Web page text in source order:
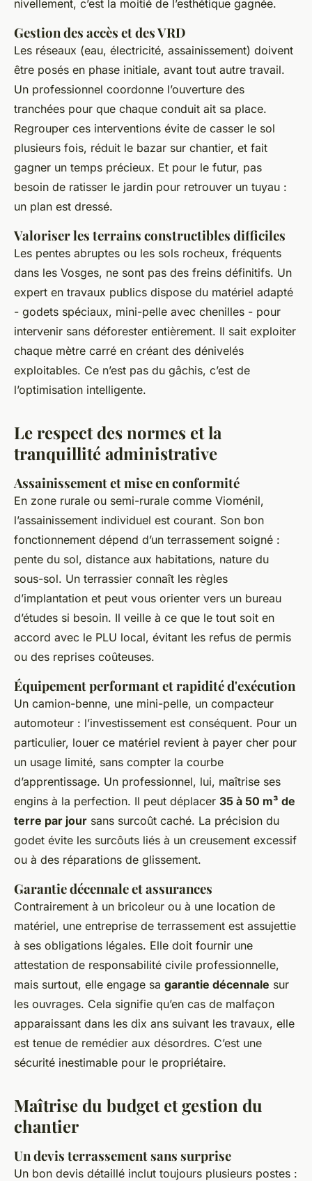
nivellement, c’est la moitié de l’esthétique gagnée.
Gestion des accès et des VRD
Les réseaux (eau, électricité, assainissement) doivent
être posés en phase initiale, avant tout autre travail.
Un professionnel coordonne l’ouverture des
tranchées pour que chaque conduit ait sa place.
Regrouper ces interventions évite de casser le sol
plusieurs fois, réduit le bazar sur chantier, et fait
gagner un temps précieux. Et pour le futur, pas
besoin de ratisser le jardin pour retrouver un tuyau :
un plan est dressé.
Valoriser les terrains constructibles difficiles
Les pentes abruptes ou les sols rocheux, fréquents
dans les Vosges, ne sont pas des freins définitifs. Un
expert en travaux publics dispose du matériel adapté
- godets spéciaux, mini-pelle avec chenilles - pour
intervenir sans déforester entièrement. Il sait exploiter
chaque mètre carré en créant des dénivelés
exploitables. Ce n’est pas du gâchis, c’est de
l’optimisation intelligente.
Le respect des normes et la
tranquillité administrative
Assainissement et mise en conformité
En zone rurale ou semi-rurale comme Vioménil,
l’assainissement individuel est courant. Son bon
fonctionnement dépend d’un terrassement soigné :
pente du sol, distance aux habitations, nature du
sous-sol. Un terrassier connaît les règles
d’implantation et peut vous orienter vers un bureau
d’études si besoin. Il veille à ce que le tout soit en
accord avec le PLU local, évitant les refus de permis
ou des reprises coûteuses.
Équipement performant et rapidité d'exécution
Un camion-benne, une mini-pelle, un compacteur
automoteur : l’investissement est conséquent. Pour un
particulier, louer ce matériel revient à payer cher pour
un usage limité, sans compter la courbe
d’apprentissage. Un professionnel, lui, maîtrise ses
engins à la perfection. Il peut déplacer 35 à 50 m³ de
terre par jour sans surcoût caché. La précision du
godet évite les surcôuts liés à un creusement excessif
ou à des réparations de glissement.
Garantie décennale et assurances
Contrairement à un bricoleur ou à une location de
matériel, une entreprise de terrassement est assujettie
à ses obligations légales. Elle doit fournir une
attestation de responsabilité civile professionnelle,
mais surtout, elle engage sa garantie décennale sur
les ouvrages. Cela signifie qu’en cas de malfaçon
apparaissant dans les dix ans suivant les travaux, elle
est tenue de remédier aux désordres. C’est une
sécurité inestimable pour le propriétaire.
Maîtrise du budget et gestion du
chantier
Un devis terrassement sans surprise
Un bon devis détaillé inclut toujours plusieurs postes :